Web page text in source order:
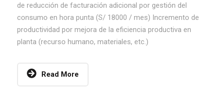
de reducción de facturación adicional por gestión del
consumo en hora punta (S/ 18000 / mes) Incremento de
productividad por mejora de la eficiencia productiva en
planta (recurso humano, materiales, etc.)
Read More